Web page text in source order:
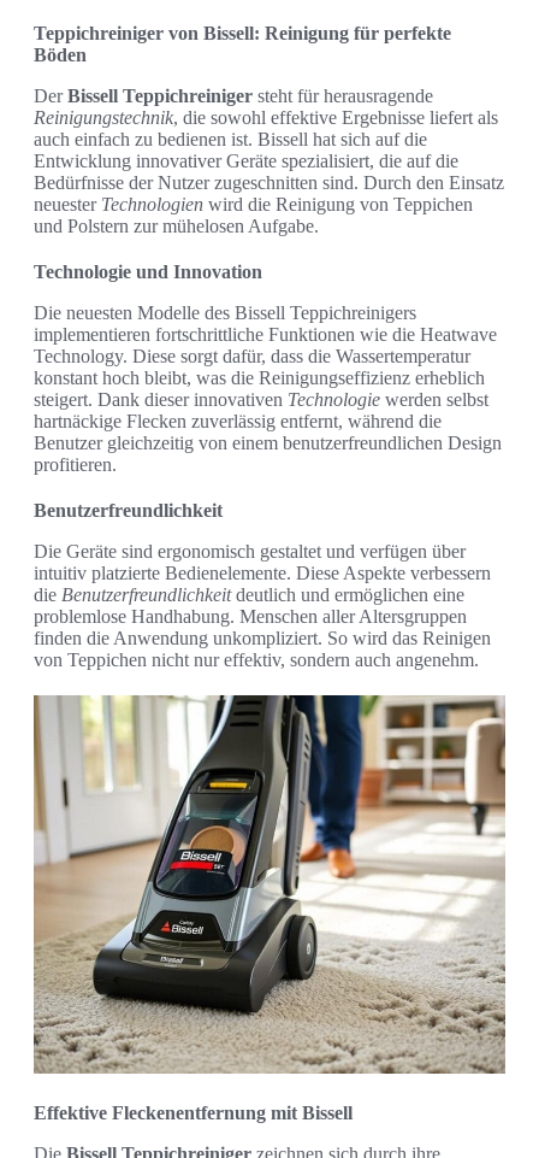
Teppichreiniger von Bissell: Reinigung für perfekte
Böden
DerBissell Teppichreiniger steht für herausragende
Reinigungstechnik, die sowohl effektive Ergebnisse liefert als
auch einfach zu bedienen ist. Bissell hat sich auf die
Entwicklung innovativer Geräte spezialisiert, die auf die
Bedürfnisse der Nutzer zugeschnitten sind. Durch den Einsatz
neuester Technologien wird die Reinigung von Teppichen
und Polstern zur mühelosen Aufgabe.
Technologie und Innovation
Die neuesten Modelle des Bissell Teppichreinigers
implementieren fortschrittliche Funktionen wie die Heatwave
Technology. Diese sorgt dafür, dass die Wassertemperatur
konstant hoch bleibt, was die Reinigungseffizienz erheblich
steigert. Dank dieser innovativen Technologie werden selbst
hartnäckige Flecken zuverlässig entfernt, während die
Benutzer gleichzeitig von einem benutzerfreundlichen Design
profitieren.
Benutzerfreundlichkeit
Die Geräte sind ergonomisch gestaltet und verfügen über
intuitiv platzierte Bedienelemente. Diese Aspekte verbessern
die Benutzerfreundlichkeitdeutlich und ermöglichen eine
problemlose Handhabung. Menschen aller Altersgruppen
finden die Anwendung unkompliziert. So wird das Reinigen
von Teppichen nicht nur effektiv, sondern auch angenehm.
Effektive Fleckenentfernung mit Bissell
Die Bissell Teppichreiniger zeichnen sich durch ihre